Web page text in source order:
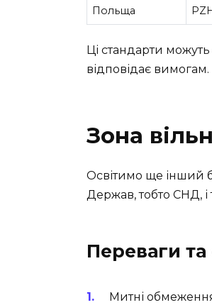
Польща
Ці стандарти
відповідає вимогам.
Зона
Освітимо ще інший
Держав, тобто СНД, і
Переваги
Митні